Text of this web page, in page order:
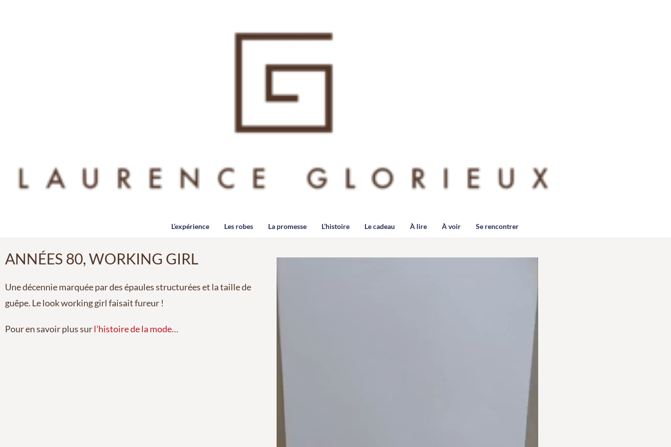
L’expérience Les robes La promesse L’histoire Le cadeau À lire À voir Se rencontrer
Une décennie marquée par des épaules structurées et la taille de
guêpe. Le look working girl faisait fureur !
Pour en savoir plus surl’histoire de la mode…
ANNÉES 80, WORKING GIRL